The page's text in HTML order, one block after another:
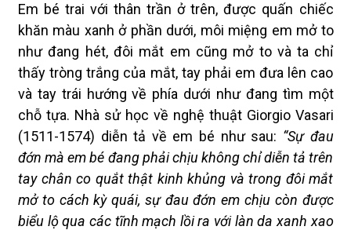
Em bé trai với thân trần ở trên, được quấn chiếc
khăn màu xanh ở phần dưới, môi miệng em mở to
như đang hét, đôi mắt em cũng mở to và ta chỉ
thấy tròng trắng của mắt, tay phải em đưa lên cao
và tay trái hướng về phía dưới như đang tìm một
chỗ tựa. Nhà sử học về nghệ thuật Giorgio Vasari
(1511-1574) diễn tả về em bé như sau: “Sự đau
đớn mà em bé đang phải chịu không chỉ diễn tả trên
tay chân co quắt thật kinh khủng và trong đôi mắt
mở to cách kỳ quái, sự đau đớn em chịu còn được
biểu lộ qua các tĩnh mạch lồi ra với làn da xanh xao